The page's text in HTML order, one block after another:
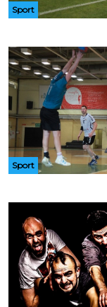
Sport
Sport